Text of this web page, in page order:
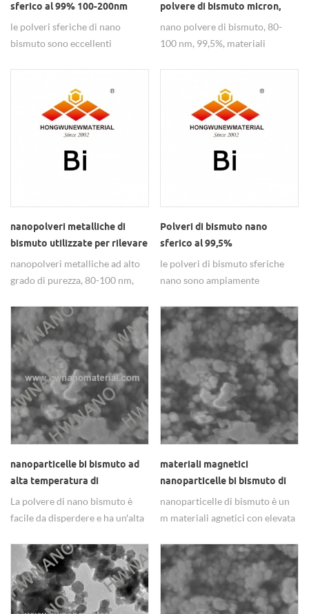
sferico al 99% 100-200nm
come additivi lubrificanti
le polveri sferiche di nano
bismuto sono eccellenti
polvere di bismuto micron,
prezzo polvere di bismuto
superfino
nano polvere di bismuto, 80-
100 nm, 99,5%, materiali
nanopolveri metalliche di
bismuto utilizzate per rilevare
metalli pesanti e uranio
nanopolveri metalliche ad alto
grado di purezza, 80-100 nm,
pesanti e uranio.
Polveri di bismuto nano
sferico al 99,5%
le polveri di bismuto sferiche
nano sono ampiamente
additivi metallurgici. & nbsp;
nanoparticelle bi bismuto ad
alta temperatura di
ossidazione
La polvere di nano bismuto è
facile da disperdere e ha un'alta
anche una buona contrattilità di
sinterizzazione e viene utilizzata
principalmente nell'industria
metallurgica, additivo
materiali magnetici
nanoparticelle bi bismuto di
elevata purezza
nanoparticelle di bismuto è un
m materiali agnetici con elevata
metallurgica.